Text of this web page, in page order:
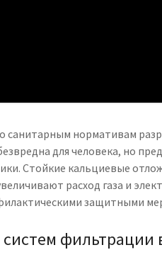
санитарным нормативам
для человека, но
Стойкие кальциевые
расход газа и
защитными
фильтрации